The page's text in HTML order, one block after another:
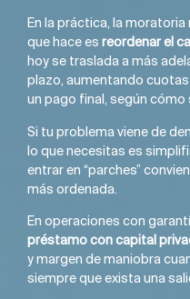
En la práctica, la moratoria
que hace es reordenar el
hoy se traslada a más
plazo, aumentando
un pago final, según cómo
Si tu problema viene de
lo que necesitas es
entrar en “parches”
más ordenada.
En operaciones con
préstamo con capital
y margen de maniobra
siempre que exista una